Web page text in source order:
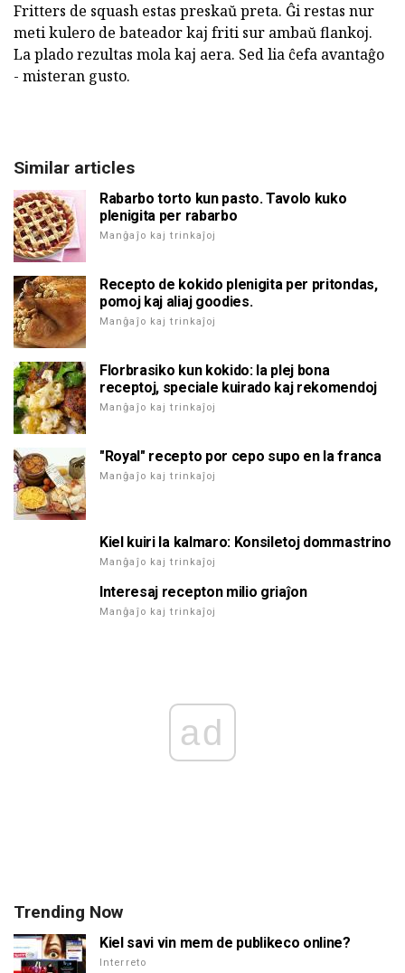
Fritters de squash estas preskaŭ preta. Ĝi restas nur
meti kulero de bateador kaj friti sur ambaŭ flankoj.
La plado rezultas mola kaj aera. Sed lia ĉefa avantaĝo
- misteran gusto.
Similar articles
Rabarbo torto kun pasto. Tavolo kuko
plenigita per rabarbo
Manĝaĵo kaj trinkaĵoj
Recepto de kokido plenigita per pritondas,
pomoj kaj aliaj goodies.
Manĝaĵo kaj trinkaĵoj
Florbrasiko kun kokido: la plej bona
receptoj, speciale kuirado kaj rekomendoj
Manĝaĵo kaj trinkaĵoj
"Royal" recepto por cepo supo en la franca
Manĝaĵo kaj trinkaĵoj
Kiel kuiri la kalmaro: Konsiletoj dommastrino
Manĝaĵo kaj trinkaĵoj
Interesaj recepton milio griaĵon
Manĝaĵo kaj trinkaĵoj
ad
Trending Now
Kiel savi vin mem de publikeco online?
Interreto